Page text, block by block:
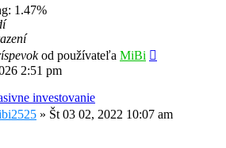
1.47%
od používateľa MiBi
2:51 pm
investovanie
» Št 03 02, 2022 10:07 am